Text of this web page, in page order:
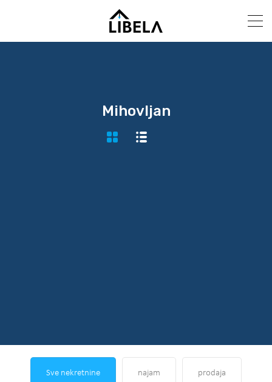
Mihovljan
Sve nekretnine najam prodaja